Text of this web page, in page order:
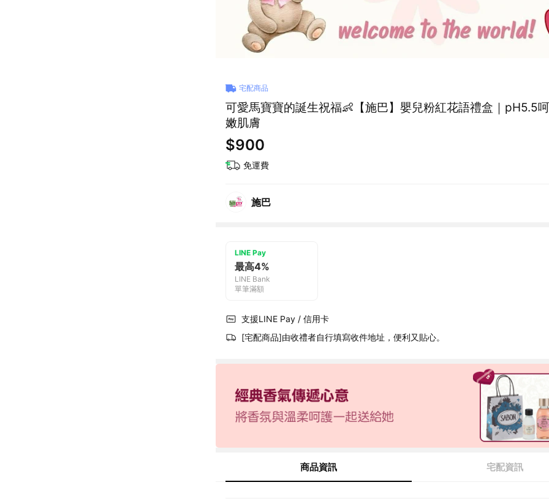
宅配商品
可愛馬寶寶的誕生祝福👶【施巴】嬰兒粉紅花語禮盒｜pH5.5
嫩肌膚
$900
免運費
施巴
LINE Pay
最高4%
LINE Bank
單筆滿額
支援LINE Pay / 信用卡
[宅配商品]由收禮者自行填寫收件地址，便利又貼心。
商品資訊 宅配資訊